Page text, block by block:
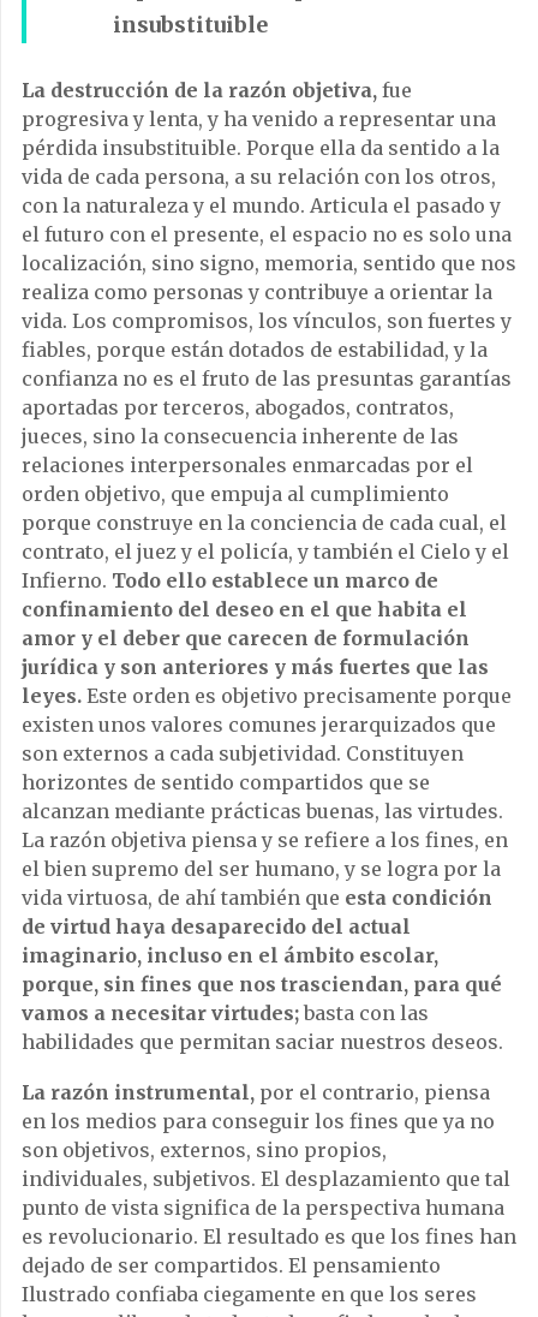
insubstituible
La destrucción de la razón objetiva, fue
progresiva y lenta, y ha venido a representar una
pérdida insubstituible. Porque ella da sentido a la
vida de cada persona, a su relación con los otros,
con la naturaleza y el mundo. Articula el pasado y
el futuro con el presente, el espacio no es solo una
localización, sino signo, memoria, sentido que nos
realiza como personas y contribuye a orientar la
vida. Los compromisos, los vínculos, son fuertes y
fiables, porque están dotados de estabilidad, y la
confianza no es el fruto de las presuntas garantías
aportadas por terceros, abogados, contratos,
jueces, sino la consecuencia inherente de las
relaciones interpersonales enmarcadas por el
orden objetivo, que empuja al cumplimiento
porque construye en la conciencia de cada cual, el
contrato, el juez y el policía, y también el Cielo y el
Infierno. Todo ello establece un marco de
confinamiento del deseo en el que habita el
amor y el deber que carecen de formulación
jurídica y son anteriores y más fuertes que las
leyes. Este orden es objetivo precisamente porque
existen unos valores comunes jerarquizados que
son externos a cada subjetividad. Constituyen
horizontes de sentido compartidos que se
alcanzan mediante prácticas buenas, las virtudes.
La razón objetiva piensa y se refiere a los fines, en
el bien supremo del ser humano, y se logra por la
vida virtuosa, de ahí también que esta condición
de virtud haya desaparecido del actual
imaginario, incluso en el ámbito escolar,
porque, sin fines que nos trasciendan, para qué
vamos a necesitar virtudes;basta con las
habilidades que permitan saciar nuestros deseos.
La razón instrumental, por el contrario, piensa
en los medios para conseguir los fines que ya no
son objetivos, externos, sino propios,
individuales, subjetivos. El desplazamiento que tal
punto de vista significa de la perspectiva humana
es revolucionario. El resultado es que los fines han
dejado de ser compartidos. El pensamiento
Ilustrado confiaba ciegamente en que los seres